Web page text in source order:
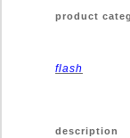
product
flash
description